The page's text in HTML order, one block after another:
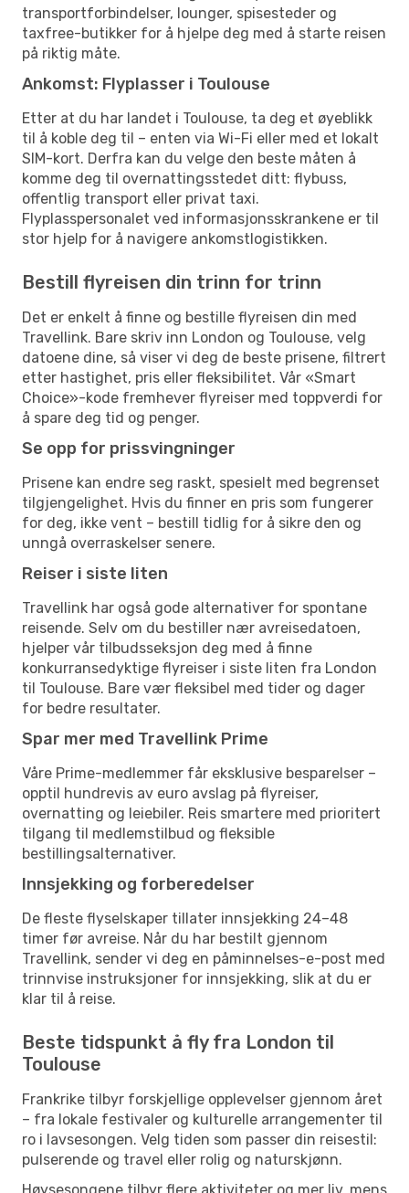
transportforbindelser, lounger, spisesteder og
taxfree-butikker for å hjelpe deg med å starte reisen
på riktig måte.
Ankomst: Flyplasser i Toulouse
Etter at du har landet i Toulouse, ta deg et øyeblikk
til å koble deg til – enten via Wi-Fi eller med et lokalt
SIM-kort. Derfra kan du velge den beste måten å
komme deg til overnattingsstedet ditt: flybuss,
offentlig transport eller privat taxi.
Flyplasspersonalet ved informasjonsskrankene er til
stor hjelp for å navigere ankomstlogistikken.
Bestill flyreisen din trinn for trinn
Det er enkelt å finne og bestille flyreisen din med
Travellink. Bare skriv inn London og Toulouse, velg
datoene dine, så viser vi deg de beste prisene, filtrert
etter hastighet, pris eller fleksibilitet. Vår «Smart
Choice»-kode fremhever flyreiser med toppverdi for
å spare deg tid og penger.
Se opp for prissvingninger
Prisene kan endre seg raskt, spesielt med begrenset
tilgjengelighet. Hvis du finner en pris som fungerer
for deg, ikke vent – bestill tidlig for å sikre den og
unngå overraskelser senere.
Reiser i siste liten
Travellink har også gode alternativer for spontane
reisende. Selv om du bestiller nær avreisedatoen,
hjelper vår tilbudsseksjon deg med å finne
konkurransedyktige flyreiser i siste liten fra London
til Toulouse. Bare vær fleksibel med tider og dager
for bedre resultater.
Spar mer med Travellink Prime
Våre Prime-medlemmer får eksklusive besparelser –
opptil hundrevis av euro avslag på flyreiser,
overnatting og leiebiler. Reis smartere med prioritert
tilgang til medlemstilbud og fleksible
bestillingsalternativer.
Innsjekking og forberedelser
De fleste flyselskaper tillater innsjekking 24–48
timer før avreise. Når du har bestilt gjennom
Travellink, sender vi deg en påminnelses-e-post med
trinnvise instruksjoner for innsjekking, slik at du er
klar til å reise.
Beste tidspunkt å fly fra London til
Toulouse
Frankrike tilbyr forskjellige opplevelser gjennom året
– fra lokale festivaler og kulturelle arrangementer til
ro i lavsesongen. Velg tiden som passer din reisestil:
pulserende og travel eller rolig og naturskjønn.